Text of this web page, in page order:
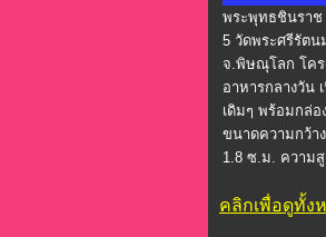
พระพุทธชินราช
5 วัดพระศรีรัตน
จ.พิษณุโลก โคร
อาหารกลางวัน
เดิมๆ พร้อมกล่อ
ขนาดความกว้า
1.8 ซ.ม. ความสู
คลิกเพื่อดูทั้ง